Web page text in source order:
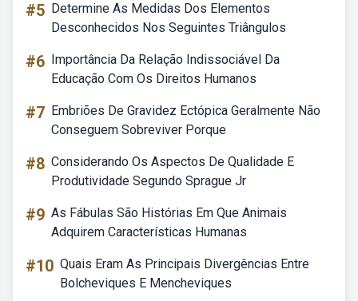
#5 Determine As Medidas Dos Elementos
Desconhecidos Nos Seguintes Triângulos
#6 Importância Da Relação Indissociável Da
Educação Com Os Direitos Humanos
#7 Embriões De Gravidez Ectópica Geralmente Não
Conseguem Sobreviver Porque
#8 Considerando Os Aspectos De Qualidade E
Produtividade Segundo Sprague Jr
#9 As Fábulas São Histórias Em Que Animais
Adquirem Características Humanas
#10 Quais Eram As Principais Divergências Entre
Bolcheviques E Mencheviques